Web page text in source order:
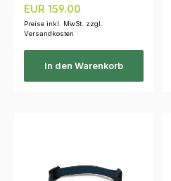
Regulärer Preis:
EUR 159.00
Preise inkl. MwSt. zzgl.
Versandkosten
In den Warenkorb